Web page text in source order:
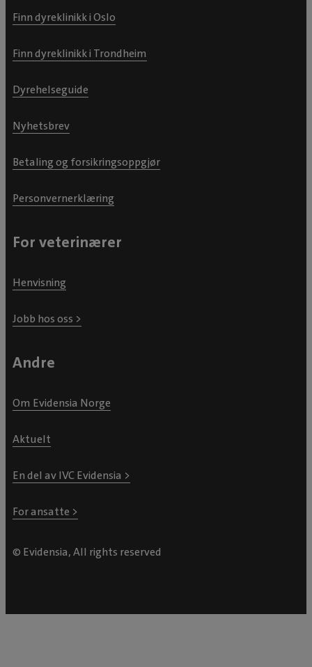
Finn dyreklinikk i Oslo
Finn dyreklinikk i Trondheim
Dyrehelseguide
Nyhetsbrev
Betaling og forsikringsoppgjør
Personvernerklæring
For veterinærer
Henvisning
Jobb hos oss >
Andre
Om Evidensia Norge
Aktuelt
En del av IVC Evidensia >
For ansatte >
© Evidensia, All rights reserved